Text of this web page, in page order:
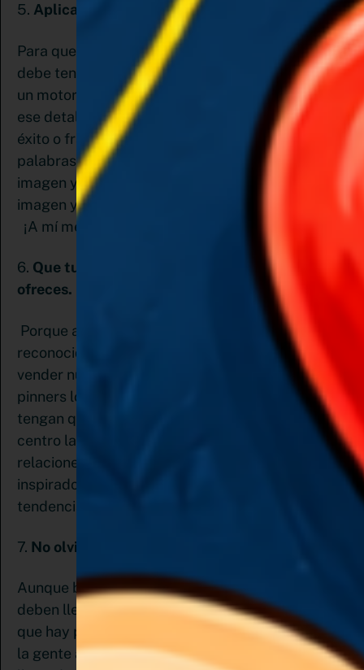
5. Aplica el SEO
Para que un pin funcione bien, además de bonito
debe tener las palabras claves. Al ser Pinterest
un motor de búsqueda, el SEO se convierte en
ese detalle que marcará la diferencia entre el
éxito o fracaso. Debes optimizarlo agregando
palabras claves en las descripciones, en la
imagen y el título. Además, Pinterest escanea la
imagen y la agrupa con otros pines relacionados.
¡A mí me resulta genial esto!
6. Que tus pines cuenten quien eres y que
ofreces.
Porque al final del día queremos ser
reconocidas, llevar tráfico a nuestra web y
vender nuestros productos, así que muestra a tus
pinners lo que tienes para ellos. No hagas que
tengan que adivinar de qué va la cosa. Pon en el
centro la imagen de tu producto o que se
relacionen con este. Recuerda usar palabras
inspiradoras y amigables dependiendo de las
tendencias.
7. No olvides el CTA o llamado a la acción.
Aunque bien es cierto que no todos los pines
deben llevar un llamado a la acción, si es verdad
que hay pines que lo requieren. Ya que se atrae a
la gente a hacer clic más cuando incluyes una